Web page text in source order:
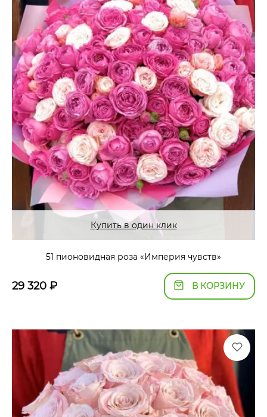
Купить в один клик
51 пионовидная роза «Империя чувств»
29 320 ₽ В КОРЗИНУ